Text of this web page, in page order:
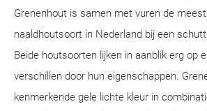
Grenenhout is samen met vuren de
naaldhoutsoort in Nederland bij een
Beide houtsoorten lijken in aanblik erg op
verschillen door hun eigenschappen.
kenmerkende gele lichte kleur in